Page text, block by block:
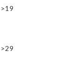
>19
>29